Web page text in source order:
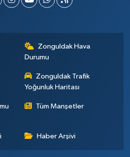
Zonguldak Hava
Durumu
Zonguldak Trafik
Yoğunluk Haritası
Tüm Manşetler
Haber Arşivi